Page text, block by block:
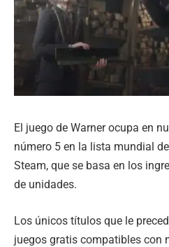
El juego de Warner ocupa en
número 5 en la lista mundial
Steam, que se basa en los
de unidades.
Los únicos títulos que le
juegos gratis compatibles con